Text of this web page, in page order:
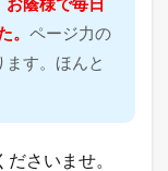
。ページ力の
す。ほんと
さいませ。